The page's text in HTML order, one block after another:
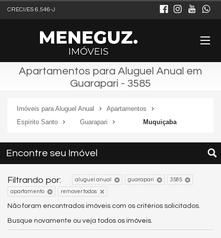
CRECI/ES 6.546-J
Apartamentos para Aluguel Anual em
Guarapari - 3585
Imóveis para Aluguel Anual
Apartamentos
Espírito Santo
Guarapari Muquiçaba
Encontre seu Imóvel
Filtrando por: aluguel anual guarapari 3585
apartamento remover todos
Não foram encontrados imóveis com os critérios solicitados.
Busque novamente ou veja todos os imóveis.